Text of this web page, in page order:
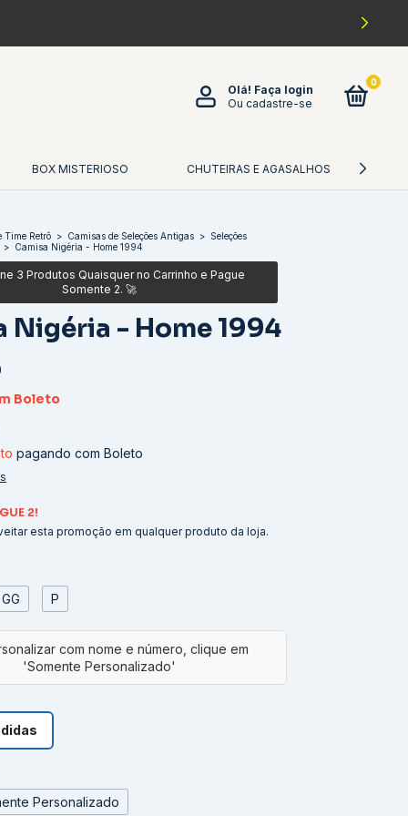
Olá! Faça login
Ou cadastre-se
0
BOX MISTERIOSO CHUTEIRAS E AGASALHOS
Time Retrô > Camisas de Seleções Antigas > Seleções
> Camisa Nigéria - Home 1994
Nigéria - Home 1994
Boleto
pagando com Boleto
2!
esta promoção em qualquer produto da loja.
GG P
Personalizado